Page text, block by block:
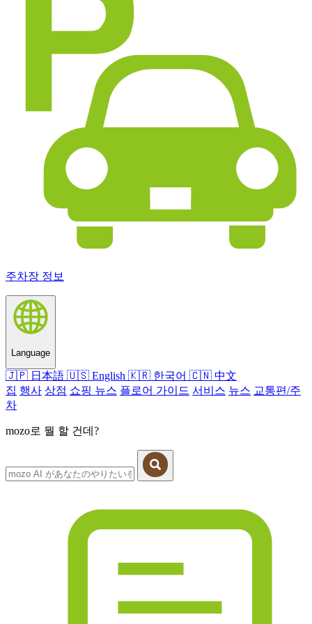
주차장 정보
Language
🇯🇵 日本語 🇺🇸 English 🇰🇷 한국어 🇨🇳 中文
집 행사 상점 쇼핑 뉴스 플로어 가이드 서비스 뉴스 교통편/주
차
mozo로 뭘 할 건데?